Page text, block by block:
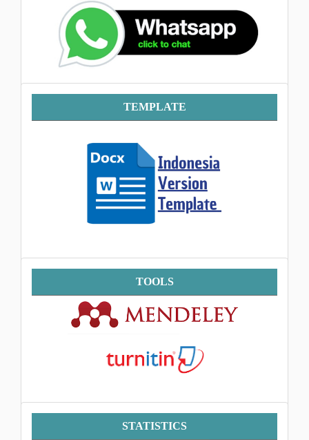
Template TEMPLATE
Tools TOOLS
Statistik STATISTICS